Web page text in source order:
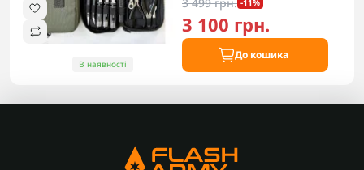
В наявності
-11%
3 100 грн.
До кошика